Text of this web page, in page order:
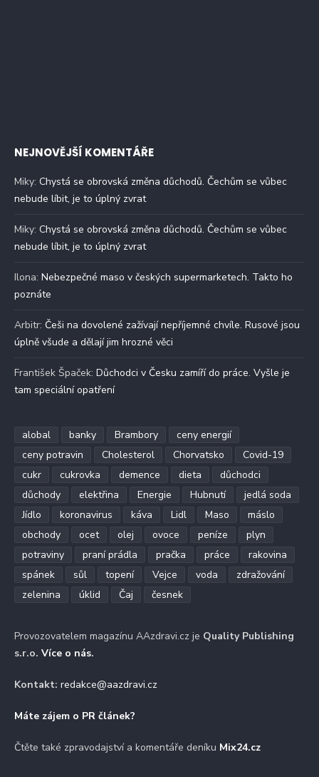
NEJNOVĚJŠÍ KOMENTÁŘE
Miky: Chystá se obrovská změna důchodů. Čechům se vůbec
nebude líbit, je to úplný zvrat
Miky: Chystá se obrovská změna důchodů. Čechům se vůbec
nebude líbit, je to úplný zvrat
Ilona: Nebezpečné maso v českých supermarketech. Takto ho
poznáte
Arbitr: Češi na dovolené zažívají nepříjemné chvíle. Rusové jsou
úplně všude a dělají jim hrozné věci
František Špaček: Důchodci v Česku zamíří do práce. Vyšle je
tam speciální opatření
alobal banky Brambory
ceny energií
ceny potravin
Cholesterol Chorvatsko
Covid-19
cukr
cukrovka demence dieta
důchodci
důchody
elektřina Energie Hubnutí
jedlá soda
Jídlo
koronavirus káva Lidl Maso
máslo
obchody
ocet olej ovoce peníze
plyn
potraviny
praní prádla pračka práce
rakovina
spánek
sůl topení Vejce voda
zdražování
zelenina
úklid Čaj česnek
Provozovatelem magazínu AAzdravi.cz je Quality Publishing
s.r.o. Více o nás.
Kontakt: redakce@aazdravi.cz
Máte zájem o PR článek?
Čtěte také zpravodajství a komentáře deníku Mix24.cz